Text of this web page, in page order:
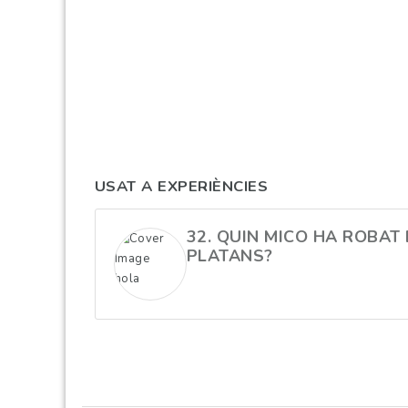
USAT A EXPERIÈNCIES
hola
32. QUIN MICO HA ROBAT
PLATANS?